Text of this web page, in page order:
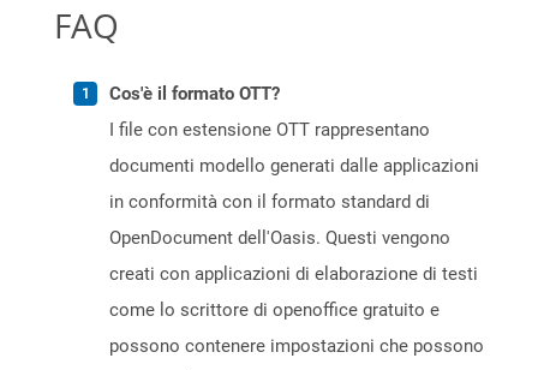
FAQ
Cos'è il formato OTT?
I file con estensione OTT rappresentano
documenti modello generati dalle applicazioni
in conformità con il formato standard di
OpenDocument dell'Oasis. Questi vengono
creati con applicazioni di elaborazione di testi
come lo scrittore di openoffice gratuito e
possono contenere impostazioni che possono